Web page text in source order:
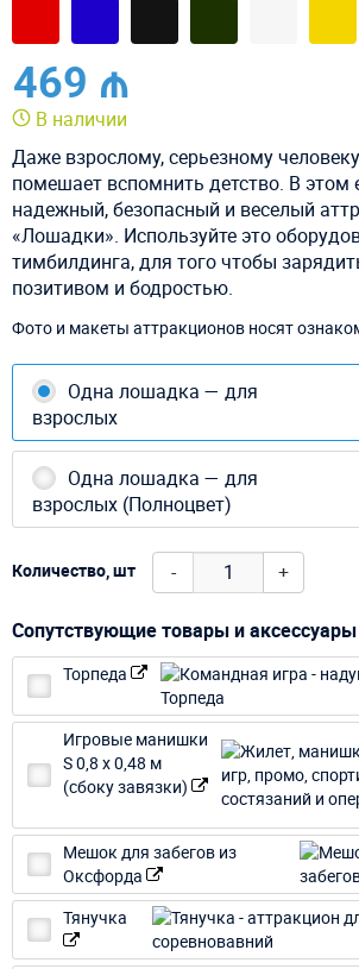
469 ₼
В наличии
Даже взрослому, серьезному
помешает вспомнить детство. В
надежный, безопасный и веселый
«Лошадки». Используйте это
тимбилдинга, для того чтобы
позитивом и бодростью.
Фото и макеты аттракционов носят
Одна лошадка — для
взрослых
Одна лошадка — для
взрослых (Полноцвет)
Количество, шт - +
Сопутствующие товары и аксессуары
Торпеда
Игровые манишки
S 0,8 х 0,48 м
(сбоку завязки)
Мешок для забегов из
Оксфорда
Тянучка